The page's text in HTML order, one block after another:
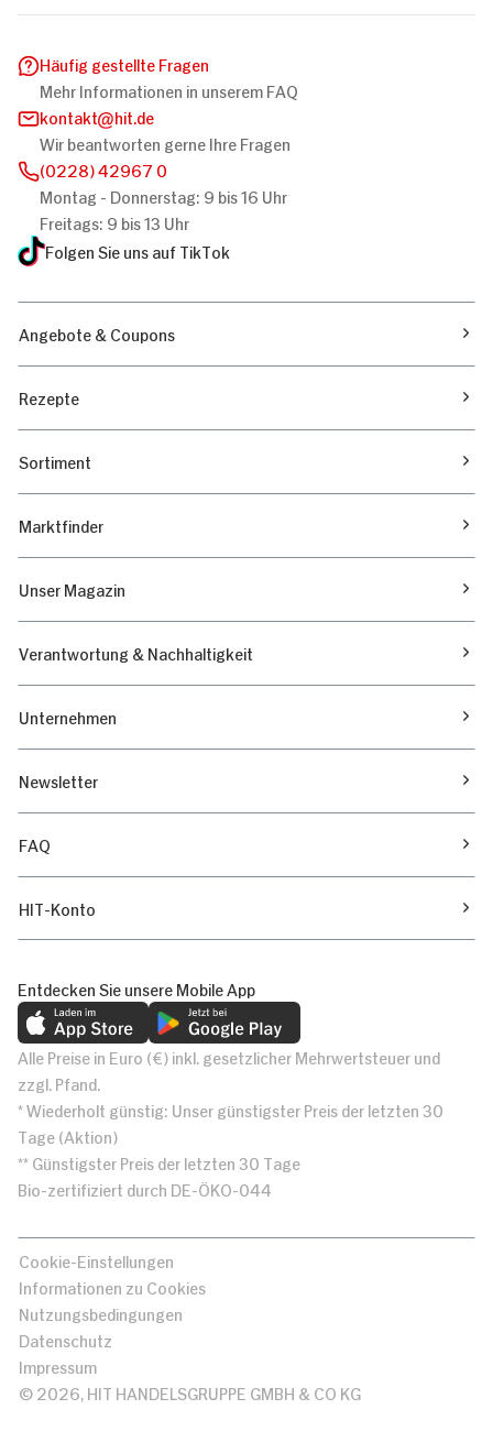
Häufig gestellte Fragen
Mehr Informationen in unserem FAQ
kontakt
hit.de
Wir beantworten gerne Ihre Fragen
(0228) 42967 0
Montag - Donnerstag: 9 bis 16 Uhr
Freitags: 9 bis 13 Uhr
Folgen Sie uns auf TikTok
Angebote & Coupons
Rezepte
Sortiment
Marktfinder
Unser Magazin
Verantwortung & Nachhaltigkeit
Unternehmen
Newsletter
FAQ
HIT-Konto
Entdecken Sie unsere Mobile App
Alle Preise in Euro (€) inkl. gesetzlicher Mehrwertsteuer und
zzgl. Pfand.
* Wiederholt günstig: Unser günstigster Preis der letzten 30
Tage (Aktion)
** Günstigster Preis der letzten 30 Tage
Bio-zertifiziert durch DE-ÖKO-044
Cookie-Einstellungen
Informationen zu Cookies
Nutzungsbedingungen
Datenschutz
Impressum
© 2026, HIT HANDELSGRUPPE GMBH & CO KG